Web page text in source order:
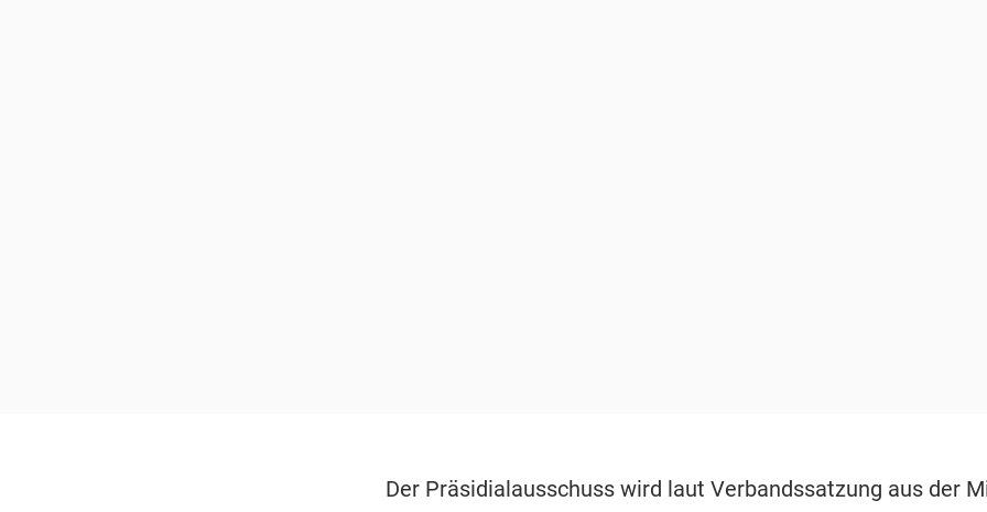
Der Präsidialausschuss wird laut Verbandssatzung aus der